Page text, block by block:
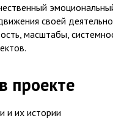
своей
масштабы,
проекте
и их истории